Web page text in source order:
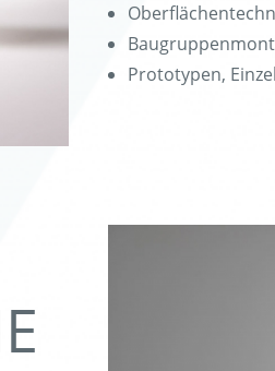
Prototypen,